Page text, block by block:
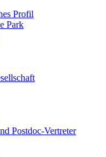
Profil
Park
Postdoc-Vertreter